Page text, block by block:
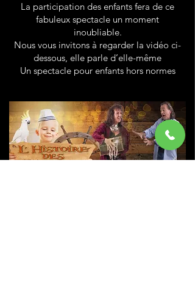
La participation des enfants fera de ce
fabuleux spectacle un moment
inoubliable.
Nous vous invitons à regarder la vidéo ci-
dessous, elle parle d’elle-même
Un spectacle pour enfants hors normes